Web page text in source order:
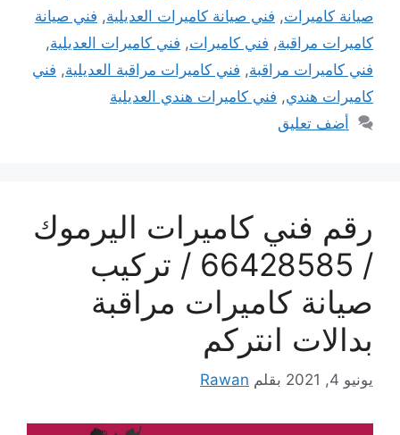
صيانة كاميرات, فني صيانة كاميرات العديلية, فني صيانة
كاميرات مراقبة, فني كاميرات, فني كاميرات العديلية,
فني كاميرات مراقبة, فني كاميرات مراقبة العديلية, فني
كاميرات هندي, فني كاميرات هندي العديلية
أضف تعليق
رقم فني كاميرات اليرموك
/ 66428585 / تركيب
صيانة كاميرات مراقبة
بدالات انتركم
يونيو 4, 2021 بقلم Rawan